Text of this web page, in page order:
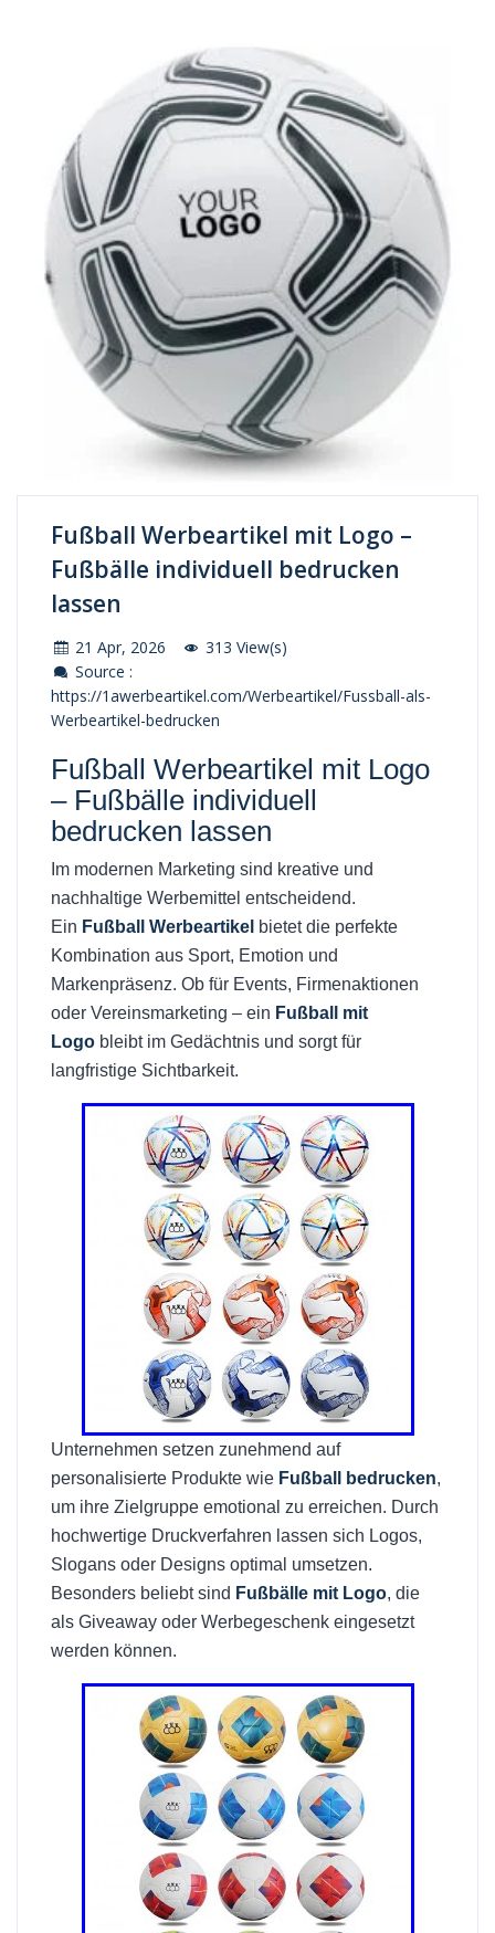
Fußball Werbeartikel mit Logo –
Fußbälle individuell bedrucken
lassen
21 Apr, 2026
313 View(s)
Source :
https://1awerbeartikel.com/Werbeartikel/Fussball-als-
Werbeartikel-bedrucken
Fußball Werbeartikel mit Logo
– Fußbälle individuell
bedrucken lassen
Im modernen Marketing sind kreative und
nachhaltige Werbemittel entscheidend.
Ein Fußball Werbeartikel bietet die perfekte
Kombination aus Sport, Emotion und
Markenpräsenz. Ob für Events, Firmenaktionen
oder Vereinsmarketing – ein Fußball mit
Logo bleibt im Gedächtnis und sorgt für
langfristige Sichtbarkeit.
Unternehmen setzen zunehmend auf
personalisierte Produkte wie Fußball bedrucken,
um ihre Zielgruppe emotional zu erreichen. Durch
hochwertige Druckverfahren lassen sich Logos,
Slogans oder Designs optimal umsetzen.
Besonders beliebt sind Fußbälle mit Logo, die
als Giveaway oder Werbegeschenk eingesetzt
werden können.